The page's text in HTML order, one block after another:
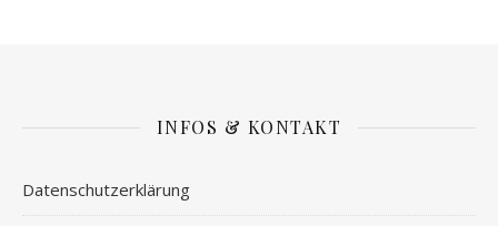
INFOS & KONTAKT
Datenschutzerklärung